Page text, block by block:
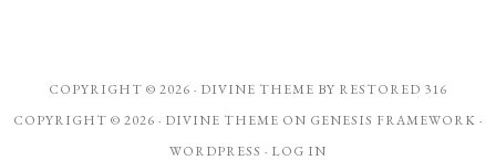
COPYRIGHT © 2026 · DIVINE THEME BY RESTORED 316
COPYRIGHT © 2026 · DIVINE THEME ON GENESIS FRAMEWORK ·
WORDPRESS · LOG IN